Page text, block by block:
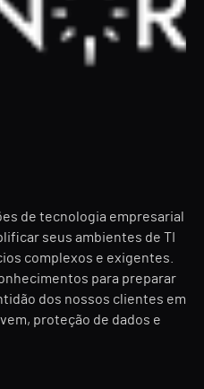
de tecnologia empresarial
seus ambientes de TI
complexos e exigentes.
para preparar
dos nossos clientes em
proteção de dados e